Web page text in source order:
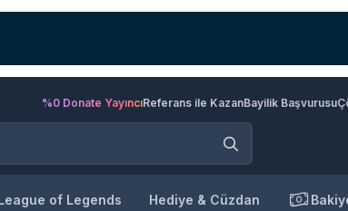
%0 Donate YayıncıReferans ile KazanBayilik Başvurusu
of Legends Hediye & Cüzdan